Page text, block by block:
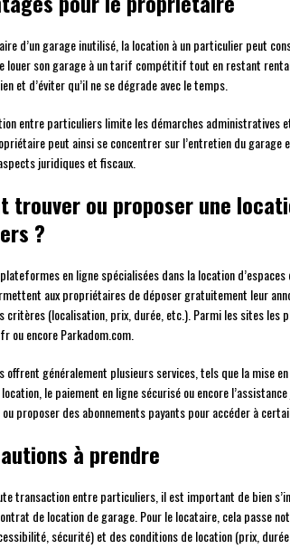
d’un garage inutilisé, la location à un particulier peut
louer son garage à un tarif compétitif tout en restant
et d’éviter qu’il ne se dégrade avec le temps.
entre particuliers limite les démarches administratives
peut ainsi se concentrer sur l’entretien du garage
juridiques et fiscaux.
trouver ou proposer une
?
en ligne spécialisées dans la location
aux propriétaires de déposer gratuitement leur
critères (localisation, prix, durée, etc.). Parmi les sites les
ou encore Parkadom.com.
offrent généralement plusieurs services, tels que la mise
le paiement en ligne sécurisé ou encore
proposer des abonnements payants pour accéder à
à prendre
transaction entre particuliers, il est important de bien
de location de garage. Pour le locataire, cela passe
sécurité) et des conditions de location (prix,